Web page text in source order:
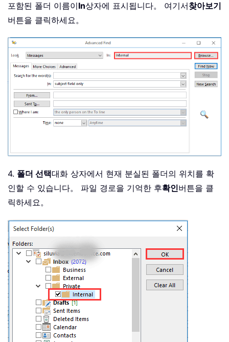
포함된 폴더 이름이In상자에 표시됩니다。 여기서찾아보기
버튼을 클릭하세요。
4. 폴더 선택대화 상자에서 현재 분실된 폴더의 위치를 확
인할 수 있습니다。 파일 경로을 기억한 후확인버튼을 클
릭하세요。